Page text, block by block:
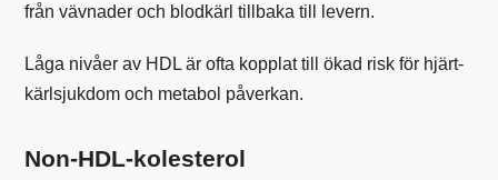
från vävnader och blodkärl tillbaka till levern.
Låga nivåer av HDL är ofta kopplat till ökad risk för hjärt-
kärlsjukdom och metabol påverkan.
Non-HDL-kolesterol